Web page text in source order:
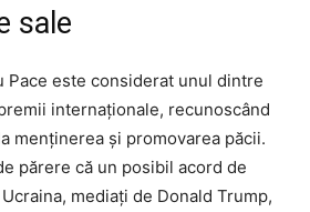
sale
Pace este considerat unul dintre
internaționale, recunoscând
menținerea și promovarea păcii.
părere că un posibil acord de
mediați de Donald Trump,